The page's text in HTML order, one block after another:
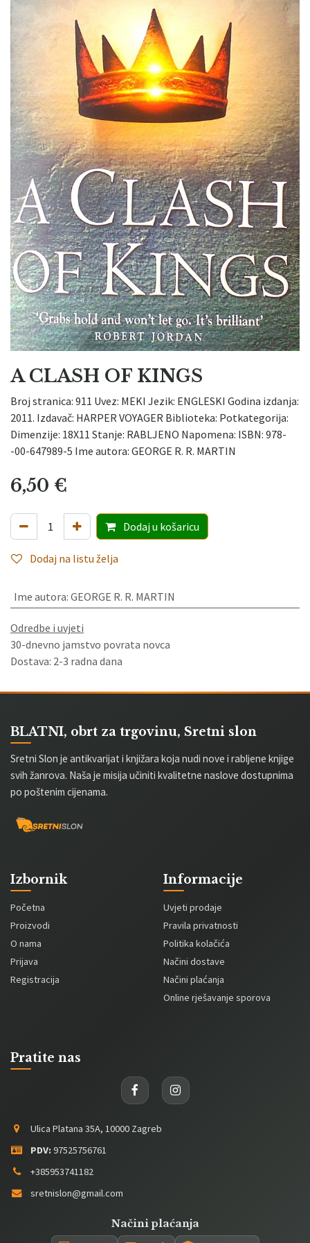
A CLASH OF KINGS
Broj stranica: 911 Uvez: MEKI Jezik: ENGLESKI Godina izdanja:
2011. Izdavač: HARPER VOYAGER Biblioteka: Potkategorija:
Dimenzije: 18X11 Stanje: RABLJENO Napomena: ISBN: 978-
-00-647989-5 Ime autora: GEORGE R. R. MARTIN
6,50 €
Dodaju košaricu
Dodaj na listu želja
Ime autora: GEORGE R. R. MARTIN
Odredbe i uvjeti
30-dnevno jamstvo povrata novca
Dostava: 2-3 radna dana
BLATNI, obrt za trgovinu, Sretni slon
Sretni Slon je antikvarijat i knjižara koja nudi nove i rabljene knjige
svih žanrova. Naša je misija učiniti kvalitetne naslove dostupnima
po poštenim cijenama.
Izbornik
Početna
Proizvodi
O nama
Prijava
Registracija
Informacije
Uvjeti prodaje
Pravila privatnosti
Politika kolačića
Načini dostave
Načini plaćanja
Online rješavanje sporova
Pratite nas
Ulica Platana 35A, 10000 Zagreb
PDV: 97525756761
+385953741182
sretnislon@gmail.com
Načini plaćanja